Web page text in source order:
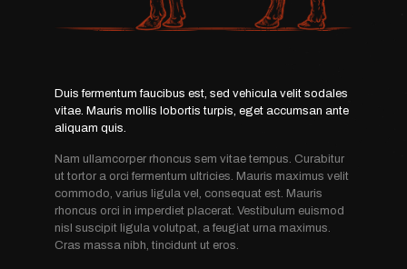
Duis fermentum faucibus est, sed vehicula velit sodales
vitae. Mauris mollis lobortis turpis, eget accumsan ante
aliquam quis.
Nam ullamcorper rhoncus sem vitae tempus. Curabitur
ut tortor a orci fermentum ultricies. Mauris maximus velit
commodo, varius ligula vel, consequat est. Mauris
rhoncus orci in imperdiet placerat. Vestibulum euismod
nisl suscipit ligula volutpat, a feugiat urna maximus.
Cras massa nibh, tincidunt ut eros.